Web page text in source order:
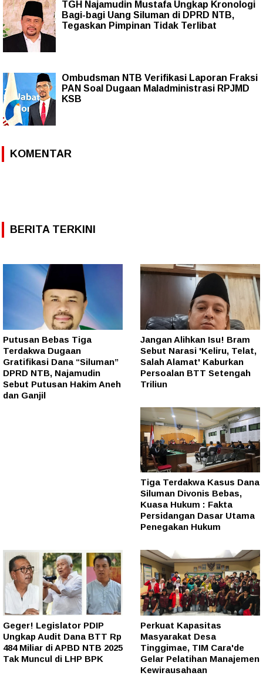
TGH Najamudin Mustafa Ungkap Kronologi
Bagi-bagi Uang Siluman di DPRD NTB,
Tegaskan Pimpinan Tidak Terlibat
Ombudsman NTB Verifikasi Laporan Fraksi
PAN Soal Dugaan Maladministrasi RPJMD
KSB
KOMENTAR
BERITA TERKINI
Putusan Bebas Tiga
Terdakwa Dugaan
Gratifikasi Dana “Siluman”
DPRD NTB, Najamudin
Sebut Putusan Hakim Aneh
dan Ganjil
Jangan Alihkan Isu! Bram
Sebut Narasi 'Keliru, Telat,
Salah Alamat' Kaburkan
Persoalan BTT Setengah
Triliun
Tiga Terdakwa Kasus Dana
Siluman Divonis Bebas,
Kuasa Hukum : Fakta
Persidangan Dasar Utama
Penegakan Hukum
Geger! Legislator PDIP
Ungkap Audit Dana BTT Rp
484 Miliar di APBD NTB 2025
Tak Muncul di LHP BPK
Perkuat Kapasitas
Masyarakat Desa
Tinggimae, TIM Cara'de
Gelar Pelatihan Manajemen
Kewirausahaan